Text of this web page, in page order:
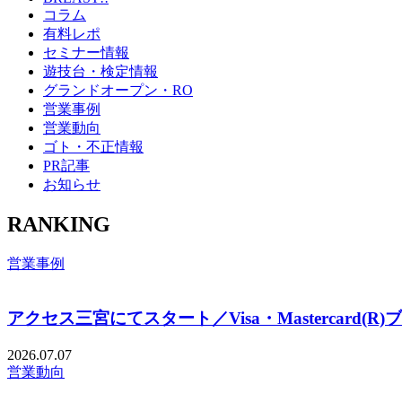
コラム
有料レポ
セミナー情報
遊技台・検定情報
グランドオープン・RO
営業事例
営業動向
ゴト・不正情報
PR記事
お知らせ
RANKING
営業事例
アクセス三宮にてスタート／Visa・Mastercard(R)
2026.07.07
営業動向